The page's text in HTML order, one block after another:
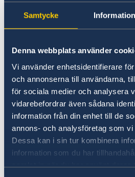
Samtycke Information
Denna webbplats använder
Vi använder enhetsidentifierare
och annonserna till användarna,
för sociala medier och analysera
vidarebefordrar även sådana
information från din enhet till de
annons- och analysföretag som
Dessa kan i sin tur kombinera
information som du har
samlat in när du har använt deras
21 Sept. Milwaukee El
23 Sept. Rock & Blues Cafe,
25 Sept. Clamores, Madrid
För mer information om
Spanienturné:Daniel